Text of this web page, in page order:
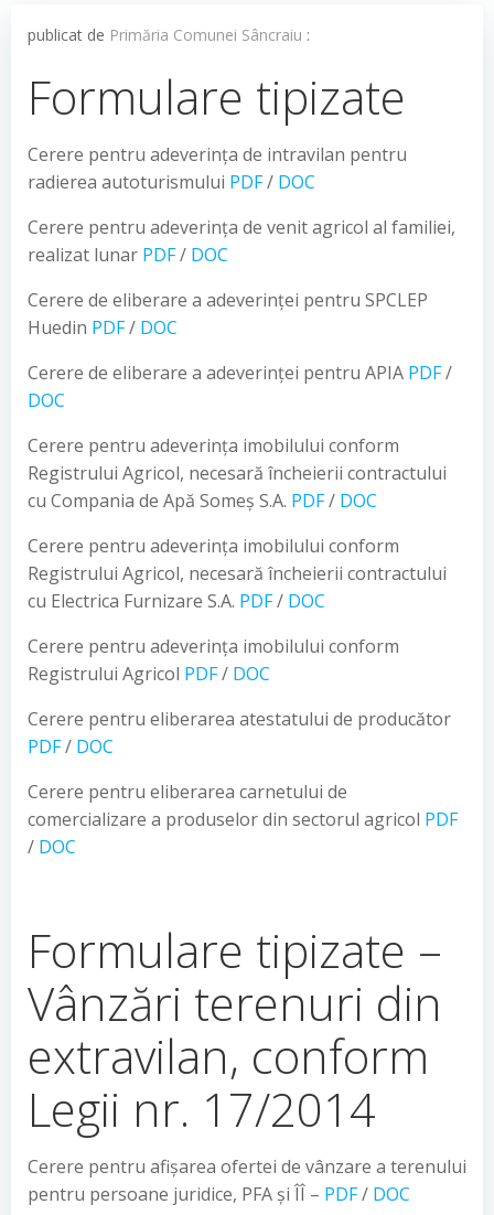
publicat de Primăria Comunei Sâncraiu :
Formulare tipizate
Cerere pentru adeverința de intravilan pentru
radierea autoturismului PDF/ DOC
Cerere pentru adeverința de venit agricol al familiei,
realizat lunar PDF/ DOC
Cerere de eliberare a adeverinței pentru SPCLEP
Huedin PDF/ DOC
Cerere de eliberare a adeverinței pentru APIA PDF/
DOC
Cerere pentru adeverința imobilului conform
Registrului Agricol, necesară încheierii contractului
cu Compania de Apă Someș S.A. PDF/ DOC
Cerere pentru adeverința imobilului conform
Registrului Agricol, necesară încheierii contractului
cu Electrica Furnizare S.A. PDF/ DOC
Cerere pentru adeverința imobilului conform
Registrului Agricol PDF/ DOC
Cerere pentru eliberarea atestatului de producător
PDF/ DOC
Cerere pentru eliberarea carnetului de
comercializare a produselor din sectorul agricol PDF
/ DOC
Formulare tipizate –
Vânzări terenuri din
extravilan, conform
Legii nr. 17/2014
Cerere pentru afișarea ofertei de vânzare a terenului
pentru persoane juridice, PFA și ÎÎ – PDF/ DOC